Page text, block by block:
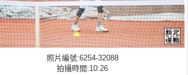
照片編號:6254-32088
拍攝時間:10:26